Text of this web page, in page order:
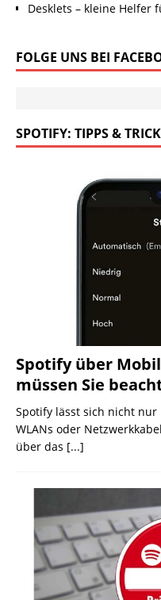
Desklets – kleine Helfer
FOLGE UNS BEI
SPOTIFY: TIPPS &
Spotify über
müssen Sie
Spotify lässt sich nicht nur
WLANs oder
über das [...]